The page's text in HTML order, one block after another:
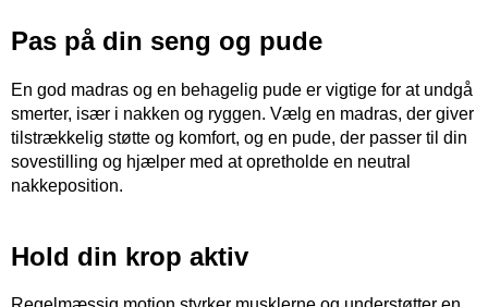
Pas på din seng og pude
En god madras og en behagelig pude er vigtige for at undgå
smerter, især i nakken og ryggen. Vælg en madras, der giver
tilstrækkelig støtte og komfort, og en pude, der passer til din
sovestilling og hjælper med at opretholde en neutral
nakkeposition.
Hold din krop aktiv